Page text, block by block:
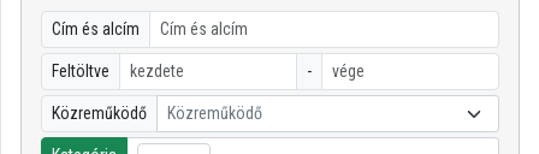
Intézményi kezdőlap
Bejelentkezés
Intézményi felfedezés
Cím és alcím
Feltöltve -
Közreműködő Közreműködő